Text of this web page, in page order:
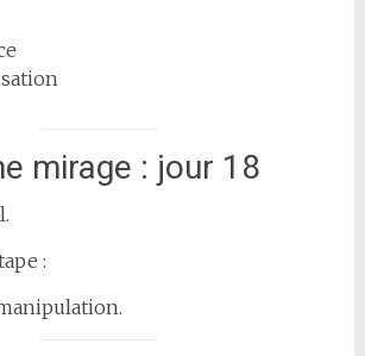
mirage : jour 18
: